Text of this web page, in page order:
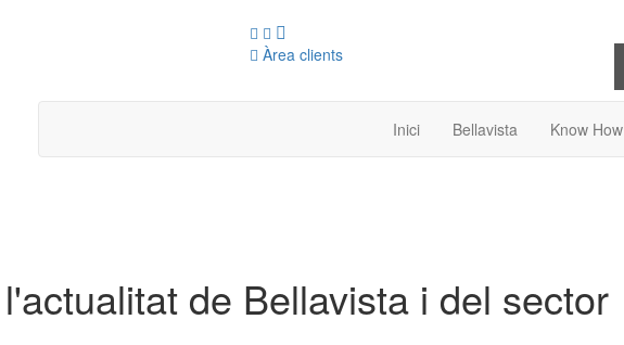
Àrea clients
Inici Bellavista Know How
de Bellavista i del sector